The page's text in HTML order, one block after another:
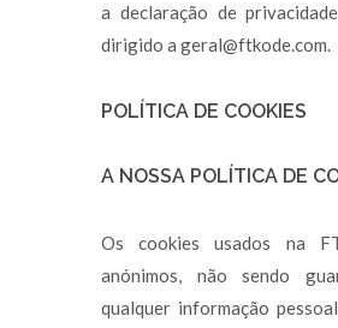
a declaração de
dirigido a geral@ftkode.com.
POLÍTICA DE COOKIES
A NOSSA POLÍTICA DE
Os cookies usados na
anónimos, não sendo
qualquer informação